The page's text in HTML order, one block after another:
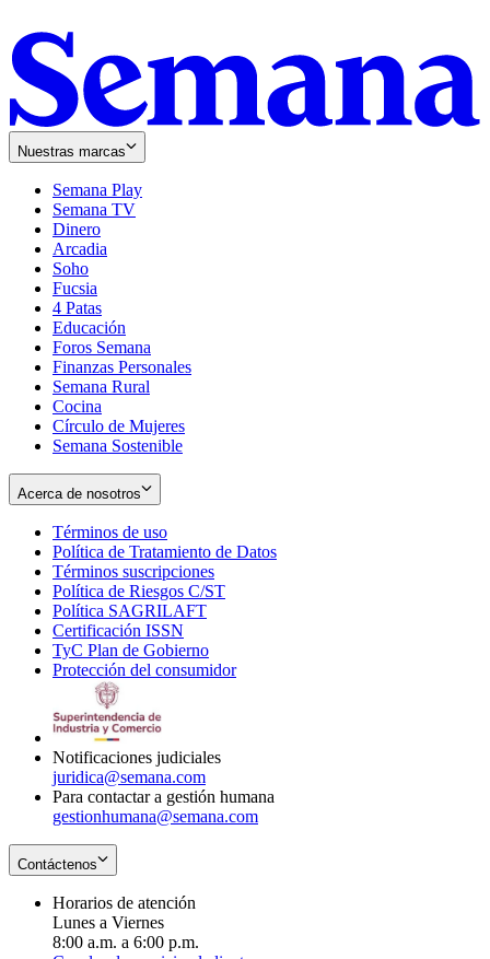
Nuestras marcas
Semana Play
Semana TV
Dinero
Arcadia
Soho
in
new
window
Fucsia
in
new
window
4 Patas
Educación
Foros Semana
Finanzas Personales
Semana Rural
Cocina
Círculo de Mujeres
Semana Sostenible
Acerca de nosotros
Términos de uso
in
new
window
Política de Tratamiento de Datos
Términos suscripciones
in
Política de Riesgos C/ST
Política SAGRILAFT
new
window
Certificación ISSN
in
new
TyC Plan de Gobierno
in
Protección del consumidorOpens
Notificaciones judiciales
juridica@semana.com
Para contactar a gestión humana
gestionhumana@semana.com
Contáctenos
Horarios de atención
Lunes a Viernes
8:00 a.m. a 6:00 p.m.